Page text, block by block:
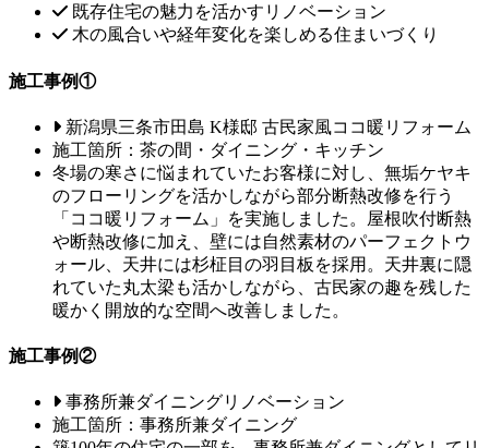
既存住宅の魅力を活かすリノベーション
木の風合いや経年変化を楽しめる住まいづくり
施工事例①
新潟県三条市田島 K様邸 古民家風ココ暖リフォーム
施工箇所：茶の間・ダイニング・キッチン
冬場の寒さに悩まれていたお客様に対し、無垢ケヤキ
のフローリングを活かしながら部分断熱改修を行う
「ココ暖リフォーム」を実施しました。屋根吹付断熱
や断熱改修に加え、壁には自然素材のパーフェクトウ
ォール、天井には杉柾目の羽目板を採用。天井裏に隠
れていた丸太梁も活かしながら、古民家の趣を残した
暖かく開放的な空間へ改善しました。
施工事例②
事務所兼ダイニングリノベーション
施工箇所：事務所兼ダイニング